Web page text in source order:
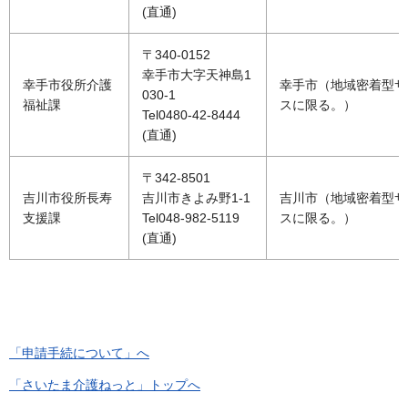
(直通)
幸手市役所介護
福祉課
〒340-0152
幸手市大字天神島1
030-1
Tel0480-42-8444
(直通)
幸手市（地域密着型
スに限る。）
吉川市役所長寿
支援課
〒342-8501
吉川市きよみ野1-1
Tel048-982-5119
(直通)
吉川市（地域密着型
スに限る。）
「申請手続について」へ
「さいたま介護ねっと」トップへ